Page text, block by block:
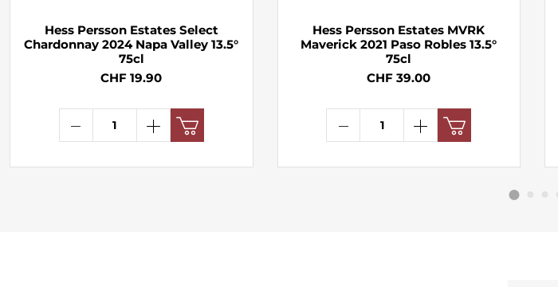
Hess Persson Estates Select
Chardonnay 2024 Napa Valley 13.5°
75cl
CHF 19.90
Hess Persson Estates MVRK
Maverick 2021 Paso Robles 13.5°
75cl
CHF 39.00